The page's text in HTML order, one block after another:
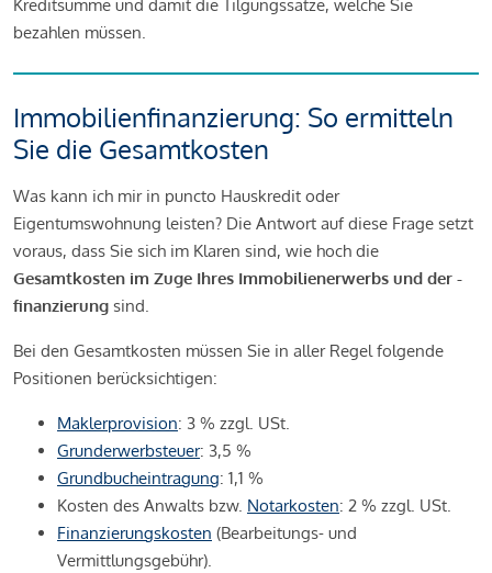
Kreditsumme und damit die Tilgungssätze, welche Sie
bezahlen müssen.
Immobilienfinanzierung: So ermitteln
Sie die Gesamtkosten
Was kann ich mir in puncto Hauskredit oder
Eigentumswohnung leisten? Die Antwort auf diese Frage setzt
voraus, dass Sie sich im Klaren sind, wie hoch die
Gesamtkosten im Zuge Ihres Immobilienerwerbs und der -
finanzierung sind.
Bei den Gesamtkosten müssen Sie in aller Regel folgende
Positionen berücksichtigen:
Maklerprovision: 3 % zzgl. USt.
Grunderwerbsteuer: 3,5 %
Grundbucheintragung: 1,1 %
Kosten des Anwalts bzw. Notarkosten: 2 % zzgl. USt.
Finanzierungskosten (Bearbeitungs- und
Vermittlungsgebühr).